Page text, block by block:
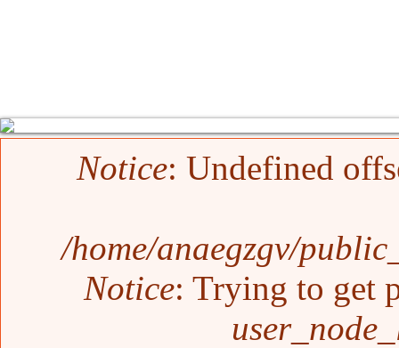
Mensaje de error
Notice: Undefined
/home/anaegzgv/
Notice: Trying to get